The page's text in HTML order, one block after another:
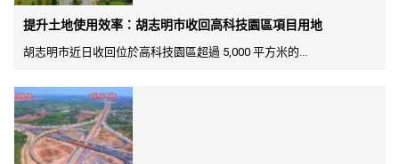
提升土地使用效率：胡志明市收回高科技園區項目用地
胡志明市近日收回位於高科技園區超過 5,000 平方米的...